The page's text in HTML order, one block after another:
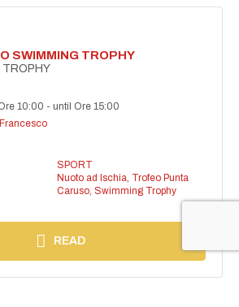
SWIMMING TROPHY
TROPHY
10:00 -until Ore 15:00
SPORT
Nuoto ad Ischia, Trofeo Punta
Caruso, Swimming Trophy
READ